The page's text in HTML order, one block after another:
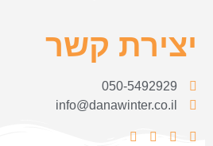
יצירת קשר
050-5492929
info@danawinter.co.il